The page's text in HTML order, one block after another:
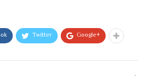
Twitter Google+